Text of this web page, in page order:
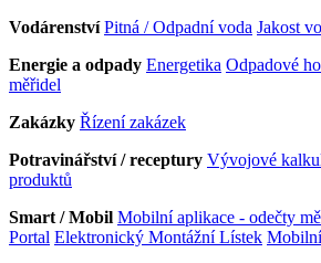
Vodárenství Pitná / Odpadní voda Jakost
Energie a odpady Energetika Odpadové
měřidel
Zakázky Řízení zakázek
Potravinářství / receptury Vývojové
produktů
Smart / Mobil Mobilní aplikace - odečty
Portal Elektronický Montážní Lístek